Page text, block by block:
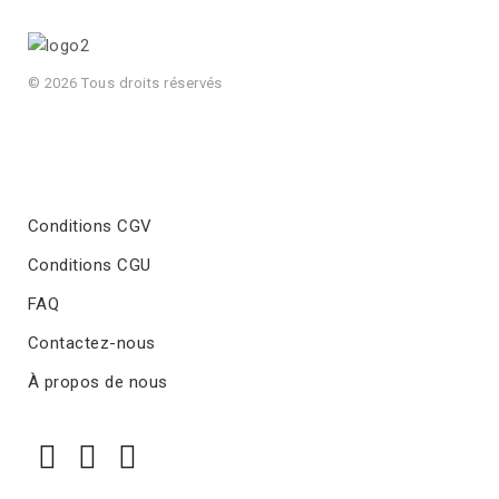
© 2026 Tous droits réservés
Conditions CGV
Conditions CGU
FAQ
Contactez-nous
À propos de nous